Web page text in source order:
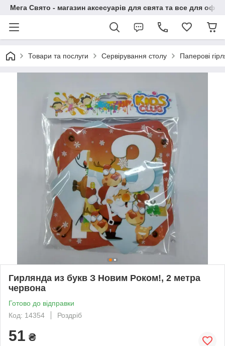
Мега Свято - магазин аксесуарів для свята та все для
Товари та послуги Сервірування столу Паперові
Гирлянда из букв З Новим Роком!, 2 метра
червона
Готово до відправки
Код: 14354
Роздріб
51 ₴